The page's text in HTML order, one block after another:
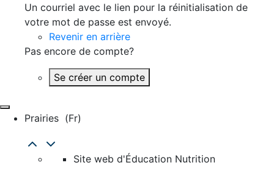
Un courriel avec le lien pour la réinitialisation de
votre mot de passe est envoyé.
Revenir en arrière
Pas encore de compte?
Se créer un compte
Prairies (fr)
Site web d'Éducation Nutrition